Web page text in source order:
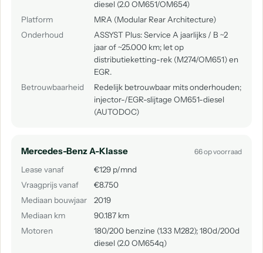
diesel (2.0 OM651/OM654)
Platform
MRA (Modular Rear Architecture)
Onderhoud
ASSYST Plus: Service A jaarlijks / B ~2
jaar of ~25.000 km; let op
distributieketting-rek (M274/OM651) en
EGR.
Betrouwbaarheid
Redelijk betrouwbaar mits onderhouden;
injector-/EGR-slijtage OM651-diesel
(AUTODOC)
Mercedes-Benz A-Klasse 66 op voorraad
Lease vanaf
€129 p/mnd
Vraagprijs vanaf
€8.750
Mediaan bouwjaar
2019
Mediaan km
90.187 km
Motoren
180/200 benzine (1.33 M282); 180d/200d
diesel (2.0 OM654q)